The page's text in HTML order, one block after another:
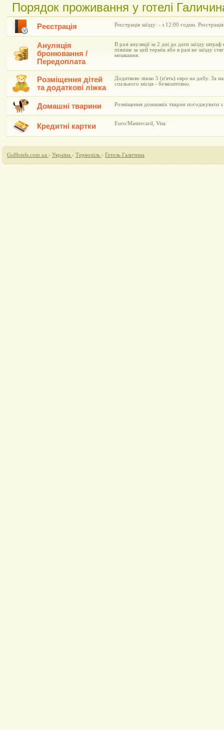
Порядок проживання у готелі
Реєстрація Реєстрація заїзду: - з 12:00 годин.
Ануляція
бронювання /
Передоплата
В разі ануляції за 2 дні до дати заїзду штраф
пізніше за цей термін або в разі не заїзду
мешкання.
Розміщення дітей
та додаткові ліжка
Додаткове ліжко 5 (п'ять) євро на добу. За
спального місця - безкоштовно.
Домашні тварини Розміщення домашніх тварин погоджувати з
Кредитні картки Euro/Mastercard, Visa
GoHotels.com.ua › Україна › Тернопіль › Готель Галичина